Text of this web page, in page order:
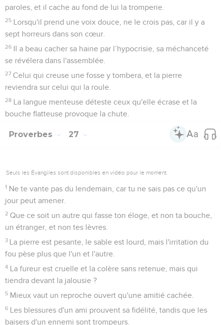
paroles, et il cache au fond de lui la tromperie.
25 Lorsqu'il prend une voix douce, ne le crois pas, car il y a
sept horreurs dans son cœur.
26 Il a beau cacher sa haine par l’hypocrisie, sa méchanceté
se révélera dans l'assemblée.
27 Celui qui creuse une fosse y tombera, et la pierre
reviendra sur celui qui la roule.
28 La langue menteuse déteste ceux qu'elle écrase et la
bouche flatteuse provoque la chute.
Proverbes 27
Seuls les Évangiles sont disponibles en vidéo pour le moment.
1 Ne te vante pas du lendemain, car tu ne sais pas ce qu'un
jour peut amener.
2 Que ce soit un autre qui fasse ton éloge, et non ta bouche,
un étranger, et non tes lèvres.
3 La pierre est pesante, le sable est lourd, mais l'irritation du
fou pèse plus que l'un et l'autre.
4 La fureur est cruelle et la colère sans retenue, mais qui
tiendra devant la jalousie ?
5 Mieux vaut un reproche ouvert qu'une amitié cachée.
6 Les blessures d'un ami prouvent sa fidélité, tandis que les
baisers d'un ennemi sont trompeurs.